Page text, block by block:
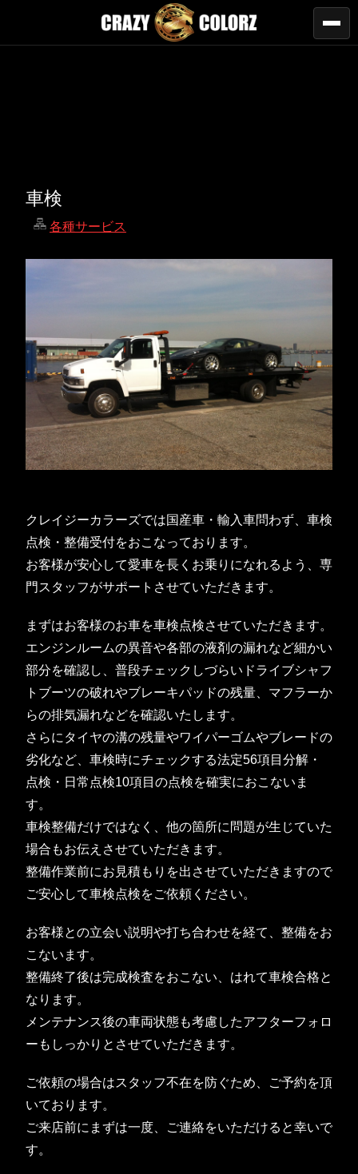
車検
各種サービス
クレイジーカラーズでは国産車・輸入車問わず、車検
点検・整備受付をおこなっております。
お客様が安心して愛車を長くお乗りになれるよう、専
門スタッフがサポートさせていただきます。
まずはお客様のお車を車検点検させていただきます。
エンジンルームの異音や各部の液剤の漏れなど細かい
部分を確認し、普段チェックしづらいドライブシャフ
トブーツの破れやブレーキパッドの残量、マフラーか
らの排気漏れなどを確認いたします。
さらにタイヤの溝の残量やワイパーゴムやブレードの
劣化など、車検時にチェックする法定56項目分解・
点検・日常点検10項目の点検を確実におこないま
す。
車検整備だけではなく、他の箇所に問題が生じていた
場合もお伝えさせていただきます。
整備作業前にお見積もりを出させていただきますので
ご安心して車検点検をご依頼ください。
お客様との立会い説明や打ち合わせを経て、整備をお
こないます。
整備終了後は完成検査をおこない、はれて車検合格と
なります。
メンテナンス後の車両状態も考慮したアフターフォロ
ーもしっかりとさせていただきます。
ご依頼の場合はスタッフ不在を防ぐため、ご予約を頂
いております。
ご来店前にまずは一度、ご連絡をいただけると幸いで
す。